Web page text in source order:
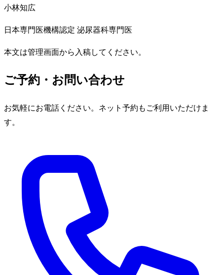
小林知広
日本専門医機構認定 泌尿器科専門医
本文は管理画面から入稿してください。
ご予約・お問い合わせ
お気軽にお電話ください。ネット予約もご利用いただけま
す。